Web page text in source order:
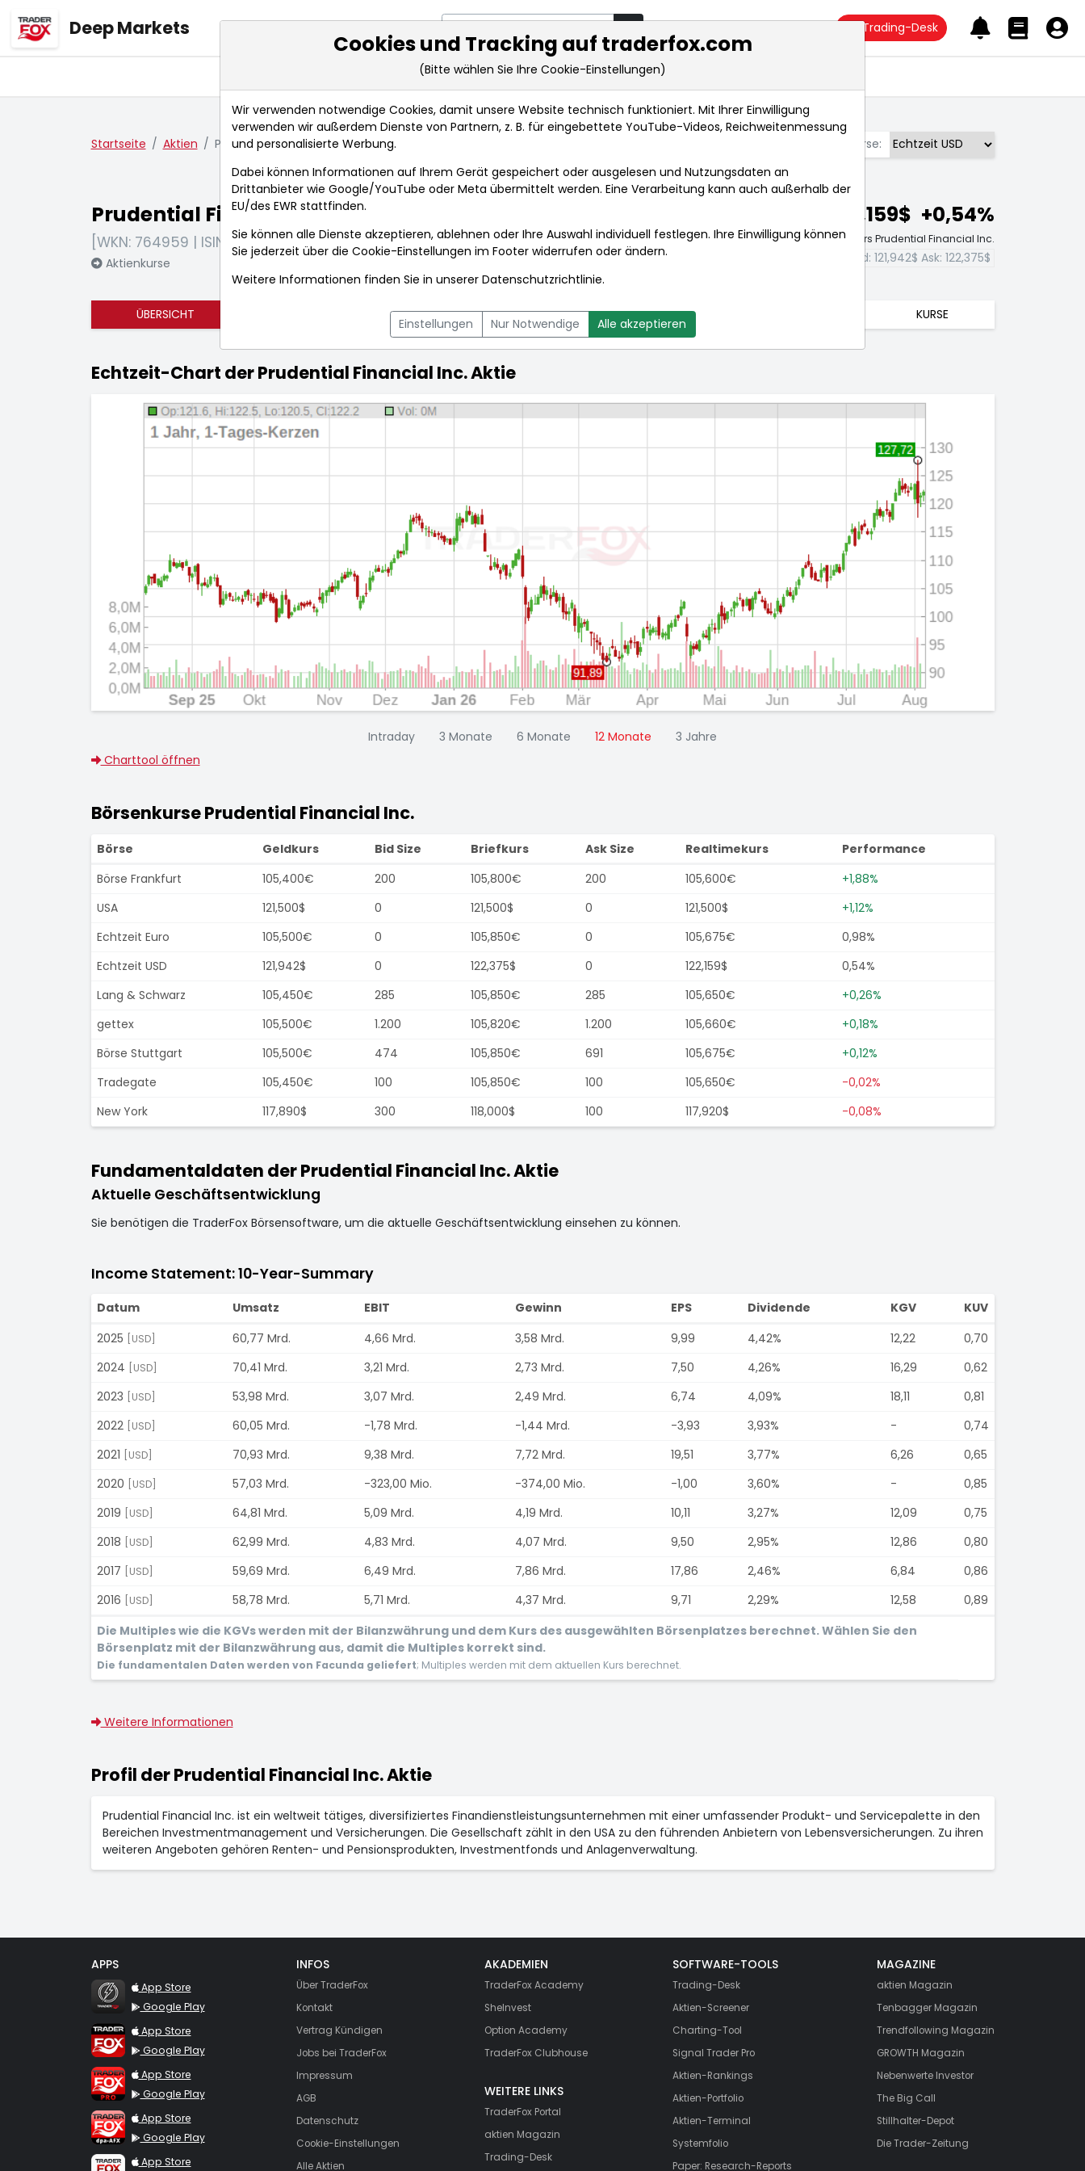
Deep Markets Trading-Desk
Markt-Analysen Market Tools Realtimekurse Nachrichten
Startseite Aktien Prudential Financial Inc. Börse:
Prudential Financial Inc.
[WKN: 764959 | ISIN: US7443201022]
Aktienkurse
122,159$ +0,54%
Echtzeit-Aktienkurs Prudential Financial Inc.
Bid: 121,942$ Ask: 122,375$
ÜBERSICHT NACHRICHTEN CHARTTOOL KURSE
Echtzeit-Chart der Prudential Financial Inc. Aktie
Intraday 3 Monate 6 Monate 12 Monate
3 Jahre
Charttool öffnen
Börsenkurse Prudential Financial Inc.
Börse Geldkurs Bid Size Briefkurs Ask Size Realtimekurs
Performance
Börse Frankfurt
105,400€ 200 105,800€ 200 105,600€
+1,88%
USA
121,500$ 0 121,500$ 0 121,500$
+1,12%
Echtzeit Euro
105,500€ 0 105,850€ 0 105,675€
0,98%
Echtzeit USD
121,942$ 0 122,375$ 0 122,159$
0,54%
Lang & Schwarz
105,450€ 285 105,850€ 285 105,650€
+0,26%
gettex
105,500€ 1.200 105,820€ 1.200 105,660€
+0,18%
Börse Stuttgart
105,500€ 474 105,850€ 691 105,675€
+0,12%
Tradegate
105,450€ 100 105,850€ 100 105,650€
-0,02%
New York
117,890$ 300 118,000$ 100 117,920$ -0,08%
Fundamentaldaten der Prudential Financial Inc. Aktie
Aktuelle Geschäftsentwicklung
Sie benötigen die TraderFox Börsensoftware, um die aktuelle Geschäftsentwicklung einsehen zu können.
Income Statement: 10-Year-Summary
Datum Umsatz EBIT Gewinn EPS Dividende KGV
KUV
2025
[USD] 60,77 Mrd. 4,66 Mrd. 3,58 Mrd. 9,99 4,42% 12,22
0,70
2024
[USD] 70,41 Mrd. 3,21 Mrd. 2,73 Mrd. 7,50 4,26% 16,29
0,62
2023
[USD] 53,98 Mrd. 3,07 Mrd. 2,49 Mrd. 6,74 4,09% 18,11
0,81
2022
[USD] 60,05 Mrd. -1,78 Mrd. -1,44 Mrd. -3,93 3,93% -
0,74
2021
[USD] 70,93 Mrd. 9,38 Mrd. 7,72 Mrd. 19,51 3,77% 6,26
0,65
2020
[USD] 57,03 Mrd. -323,00 Mio. -374,00 Mio. -1,00 3,60% -
0,85
2019
[USD] 64,81 Mrd. 5,09 Mrd. 4,19 Mrd. 10,11 3,27% 12,09
0,75
2018
[USD] 62,99 Mrd. 4,83 Mrd. 4,07 Mrd. 9,50 2,95% 12,86
0,80
2017
[USD] 59,69 Mrd. 6,49 Mrd. 7,86 Mrd. 17,86 2,46% 6,84
0,86
2016
[USD] 58,78 Mrd. 5,71 Mrd. 4,37 Mrd. 9,71 2,29% 12,58
0,89
Die Multiples wie die KGVs werden mit der Bilanzwährung und dem Kurs des ausgewählten Börsenplatzes berechnet. Wählen Sie den
Börsenplatz mit der Bilanzwährung aus, damit die Multiples korrekt sind.
Die fundamentalen Daten werden von Facunda geliefert; Multiples werden mit dem aktuellen Kurs berechnet.
Weitere Informationen
Profil der Prudential Financial Inc. Aktie
Prudential Financial Inc. ist ein weltweit tätiges, diversifiziertes Finandienstleistungsunternehmen mit einer umfassender Produkt- und Servicepalette in den
Bereichen Investmentmanagement und Versicherungen. Die Gesellschaft zählt in den USA zu den führenden Anbietern von Lebensversicherungen. Zu ihren
weiteren Angeboten gehören Renten- und Pensionsprodukten, Investmentfonds und Anlagenverwaltung.
APPS
TraderFox Flash
App Store
Google Play
TraderFox App
App Store
Google Play
TraderFox Pro
App Store
Google Play
TraderFox dpa-AFX ProFeed
App Store
Google Play
TraderFox Live Trading
App Store
INFOS
Über TraderFox
Kontakt
Vertrag Kündigen
Jobs bei TraderFox
Impressum
AGB
Datenschutz
Cookie-Einstellungen
Alle Aktien
AKADEMIEN
TraderFox Academy
SheInvest
Option Academy
TraderFox Clubhouse
WEITERE LINKS
TraderFox Portal
aktien Magazin
Trading-Desk
SOFTWARE-TOOLS
Trading-Desk
Aktien-Screener
Charting-Tool
Signal Trader Pro
Aktien-Rankings
Aktien-Portfolio
Aktien-Terminal
Systemfolio
Paper: Research-Reports
MAGAZINE
aktien Magazin
Tenbagger Magazin
Trendfollowing Magazin
GROWTH Magazin
Nebenwerte Investor
The Big Call
Stillhalter-Depot
Die Trader-Zeitung
Cookies und Tracking auf traderfox.com
(Bitte wählen Sie Ihre Cookie-Einstellungen)
Wir verwenden notwendige Cookies, damit unsere Website technisch funktioniert. Mit Ihrer Einwilligung
verwenden wir außerdem Dienste von Partnern, z. B. für eingebettete YouTube-Videos, Reichweitenmessung
und personalisierte Werbung.
Dabei können Informationen auf Ihrem Gerät gespeichert oder ausgelesen und Nutzungsdaten an
Drittanbieter wie Google/YouTube oder Meta übermittelt werden. Eine Verarbeitung kann auch außerhalb der
EU/des EWR stattfinden.
Sie können alle Dienste akzeptieren, ablehnen oder Ihre Auswahl individuell festlegen. Ihre Einwilligung können
Sie jederzeit über die Cookie-Einstellungen im Footer widerrufen oder ändern.
Weitere Informationen finden Sie in unserer Datenschutzrichtlinie.
Einstellungen Nur Notwendige Alle akzeptieren